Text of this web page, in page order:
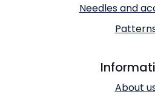
Needles and
About